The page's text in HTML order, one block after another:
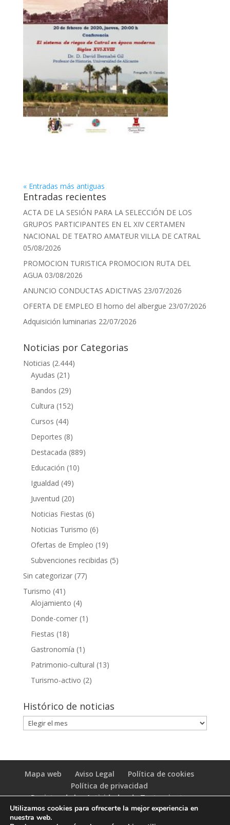
« Entradas más antiguas
Entradas recientes
ACTA DE LA SESIÓN PARA LA SELECCIÓN DE LOS
GRUPOS PARTICIPANTES EN EL XIV CERTAMEN
NACIONAL DE TEATRO AMATEUR VILLA DE CATRAL
05/08/2026
PROMOCION TURISTICA PROMOCION RUTA DEL
AGUA 03/08/2026
ANUNCIO CONDUCTAS ADICTIVAS 23/07/2026
OFERTA DE EMPLEO El horno del albergue 23/07/2026
Adquisición luminarias 22/07/2026
Noticias por Categorias
Noticias (2.444)
Ayudas (21)
Bandos (29)
Cultura (152)
Cursos (44)
Deportes (8)
Destacada (889)
Educación (10)
Igualdad (49)
Juventud (20)
Noticias Fiestas (6)
Noticias Turismo (6)
Ofertas de Empleo (19)
Subvenciones recibidas (5)
Sin categorizar(77)
Turismo (41)
Alojamiento (4)
Donde-comer(1)
Fiestas (18)
Gastronomía (1)
Patrimonio-cultural (13)
Turismo-activo (2)
Histórico de noticias
Histórico
de
Mapa web Aviso Legal
Política de cookies
Política de privacidad
Registro de las Actividades de Tratamiento
(RAT)
Utilizamos cookies para ofrecerte la mejor experiencia en
nuestra web.